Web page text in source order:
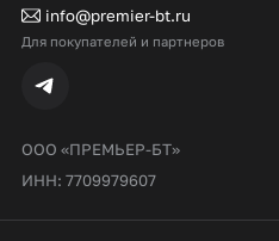
ООО «ПРЕМЬЕР-БТ»
ИНН: 7709979607
info@premier-bt.ru
Для покупателей и партнеров